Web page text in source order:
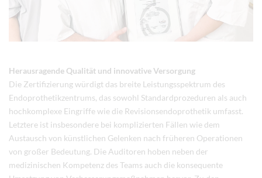
Herausragende Qualität und innovative Versorgung
Die Zertifizierung würdigt das breite Leistungsspektrum des
Endoprothetikzentrums, das sowohl Standardprozeduren als auch
hochkomplexe Eingriffe wie die Revisionsendoprothetik umfasst.
Letztere ist insbesondere bei komplizierten Fällen wie dem
Austausch von künstlichen Gelenken nach früheren Operationen
von großer Bedeutung. Die Auditoren hoben neben der
medizinischen Kompetenz des Teams auch die konsequente